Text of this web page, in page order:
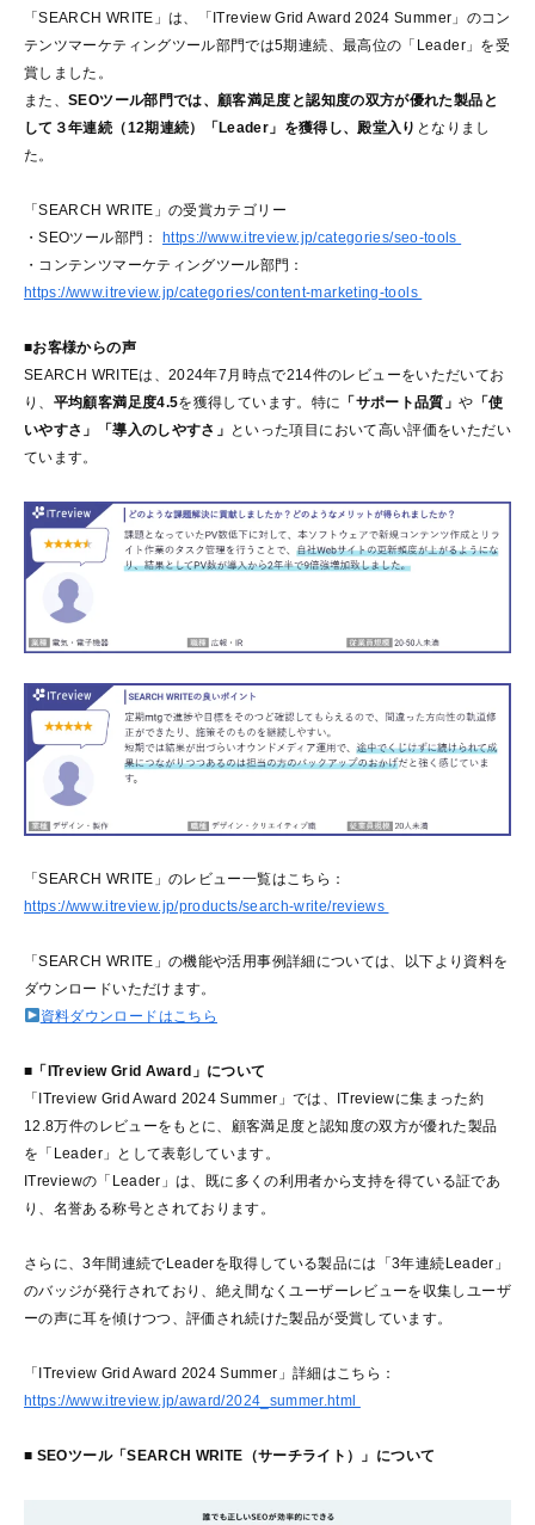
「SEARCH WRITE」は、「ITreview Grid Award 2024 Summer」のコン
テンツマーケティングツール部門では5期連続、最高位の「Leader」を受
賞しました。
また、SEOツール部門では、顧客満足度と認知度の双方が優れた製品と
して３年連続（12期連続）「Leader」を獲得し、殿堂入り となりまし
た。
「SEARCH WRITE」の受賞カテゴリー
・SEOツール部門：
https://www.itreview.jp/categories/seo-tools
・コンテンツマーケティングツール部門：
https://www.itreview.jp/categories/content-marketing-tools
■お客様からの声
SEARCH WRITEは、2024年7月時点で214件のレビューをいただいてお
り、 平均顧客満足度4.5を獲得しています。特に 「サポート品質」や 「使
いやすさ」「導入のしやすさ」 といった項目において高い評価をいただい
ています。
「SEARCH WRITE」のレビュー一覧はこちら：
https://www.itreview.jp/products/search-write/reviews
「SEARCH WRITE」の機能や活用事例詳細については、以下より資料を
ダウンロードいただけます。
資料ダウンロードはこちら
■「ITreview Grid Award」について
「ITreview Grid Award 2024 Summer」では、ITreviewに集まった約
12.8万件のレビューをもとに、顧客満足度と認知度の双方が優れた製品
を「Leader」として表彰しています。
ITreviewの「Leader」は、既に多くの利用者から支持を得ている証であ
り、名誉ある称号とされております。
さらに、3年間連続でLeaderを取得している製品には「3年連続Leader」
のバッジが発行されており、絶え間なくユーザーレビューを収集しユーザ
ーの声に耳を傾けつつ、評価され続けた製品が受賞しています。
「ITreview Grid Award 2024 Summer」詳細はこちら：
https://www.itreview.jp/award/2024_summer.html
■ SEOツール「SEARCH WRITE（サーチライト）」について